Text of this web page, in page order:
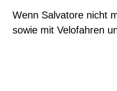
Wenn Salvatore nicht
sowie mit Velofahren